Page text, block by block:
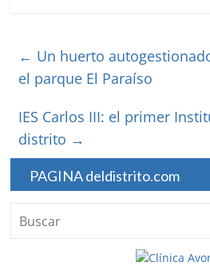
← Un huerto
el parque El Paraíso
IES Carlos III: el primer
distrito →
PAGINA deldistrito.com